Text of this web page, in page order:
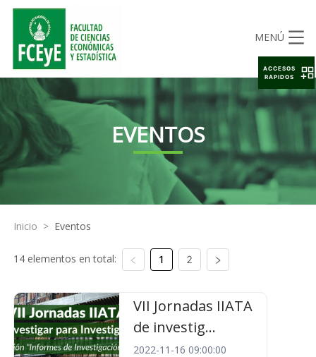
MENÚ
EVENTOS
Inicio > Eventos
14 elementos en total: 1 2
VII Jornadas IIATA
de investig...
2022-11-16 09:00:00
ACCESOS
RAPIDOS